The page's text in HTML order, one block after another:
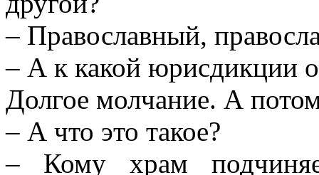
– Православный,
– А к какой юрисдикции
Долгое молчание. А
– А что это такое?
– Кому храм